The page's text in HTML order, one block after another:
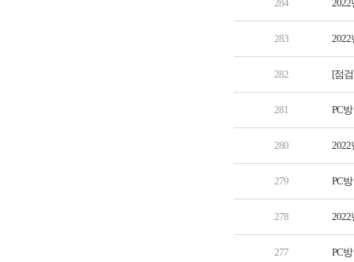
284 2022
283 2022
282 [점
281 PC
280 2022
279 PC
278 2022
277 PC